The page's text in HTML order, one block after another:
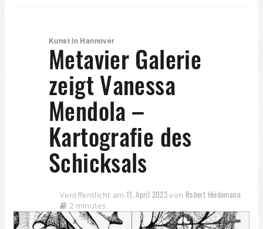
Kunst in Hannover
Metavier Galerie
zeigt Vanessa
Mendola –
Kartografie des
Schicksals
Veröffentlicht am 11. April 2023von Robert Heidemann
2 minutes